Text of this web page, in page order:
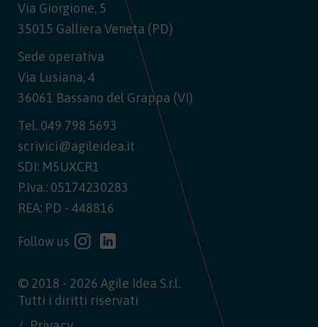
Via Giorgione, 5
35015 Galliera Veneta (PD)
Sede operativa
Via Lusiana, 4
36061 Bassano del Grappa (VI)
Tel. 049 798 5693
scrivici@agileidea.it
SDI: M5UXCR1
P.Iva.: 05174230283
REA: PD - 448816
Follow us
© 2018 - 2026 Agile Idea S.r.l.
Tutti i diritti riservati